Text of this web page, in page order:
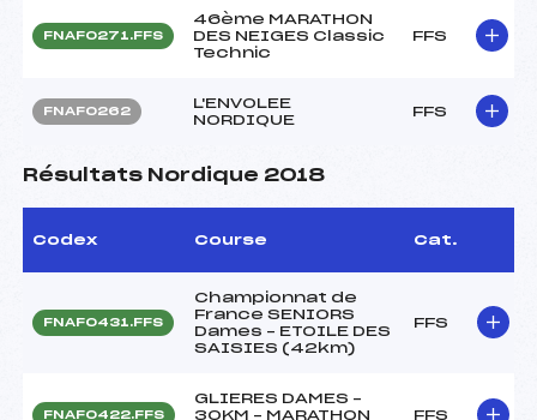
FNAF0271.FFS
46ème MARATHON
DES NEIGES Classic
Technic
FFS
FNAF0262
L'ENVOLEE
NORDIQUE
FFS
Résultats Nordique 2018
Codex Course Cat.
FNAF0431.FFS
Championnat de
France SENIORS
Dames – ETOILE DES
SAISIES (42km)
FFS
FNAF0422.FFS
GLIERES DAMES –
30KM – MARATHON
FFS